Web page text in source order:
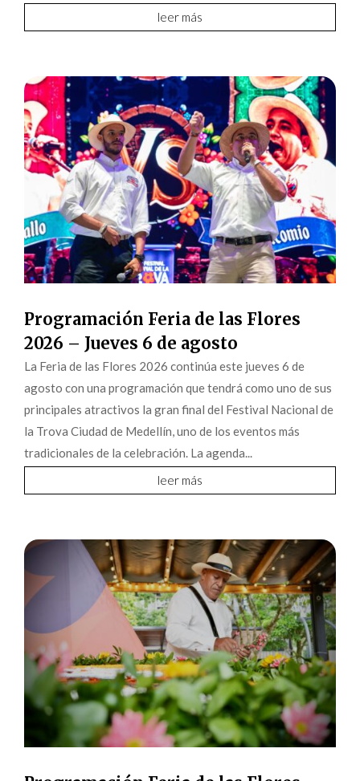
leer más
Programación Feria de las Flores
2026 – Jueves 6 de agosto
La Feria de las Flores 2026 continúa este jueves 6 de
agosto con una programación que tendrá como uno de sus
principales atractivos la gran final del Festival Nacional de
la Trova Ciudad de Medellín, uno de los eventos más
tradicionales de la celebración. La agenda...
leer más